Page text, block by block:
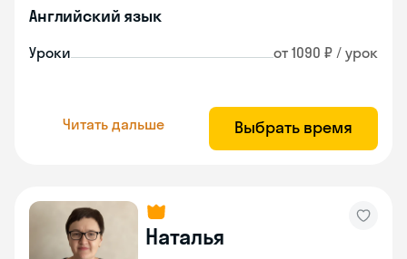
Английский язык
Уроки от 1090 ₽ / урок
Читать дальше Выбрать время
Наталья